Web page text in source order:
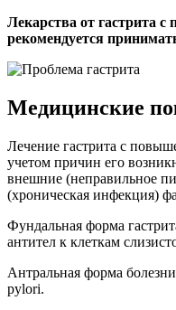
Лекарства от гастрита
рекомендуется
Медицинские
Лечение гастрита с
учетом причин его
внешние (неправильное
(хроническая инфекция)
Фундальная форма
антител к клеткам
Антральная форма
pylori.